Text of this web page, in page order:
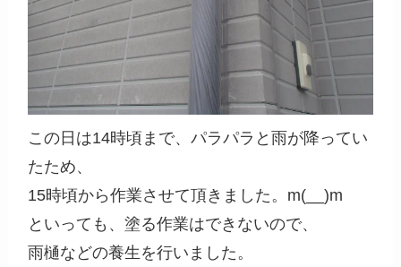
この日は14時頃まで、パラパラと雨が降ってい
たため、
15時頃から作業させて頂きました。m(__)m
といっても、塗る作業はできないので、
雨樋などの養生を行いました。